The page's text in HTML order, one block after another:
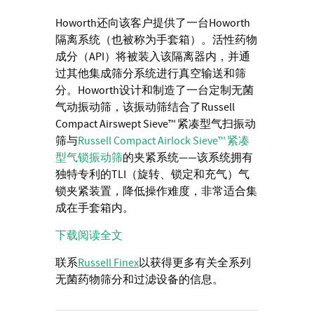
Howorth还向该客户提供了一台Howorth
隔离系统（也被称为手套箱）。活性药物
成分（API）将被装入该隔离器内，并通
过其他集成筛分系统进行真空输送和筛
分。Howorth设计和制造了一台定制无菌
气动振动筛，该振动筛结合了Russell
Compact Airswept Sieve™ 紧凑型气扫振动
筛与Russell Compact Airlock Sieve™紧凑
型气锁振动筛的夹紧系统——该系统拥有
独特专利的TLI（旋转、锁定和充气）气
锁夹紧装置，降低操作难度，非常适合集
成在手套箱内。
下载阅读全文
联系Russell Finex以获得更多有关全系列
无菌药物筛分和过滤设备的信息。